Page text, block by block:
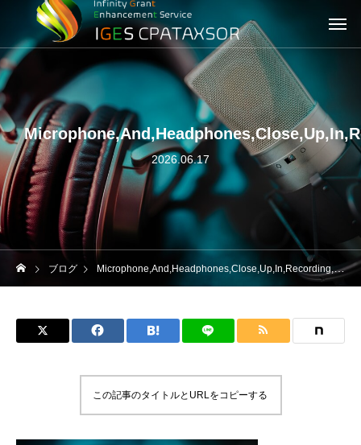
2026.06.17
ブログ Microphone,And,Headphones,Close,Up,In,Recording,Studio,Background,Concept
この記事のタイトルとURLをコピーする